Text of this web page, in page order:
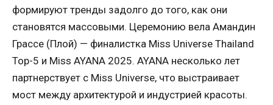
формируют тренды задолго до того, как они
становятся массовыми. Церемонию вела Амандин
Грассе (Плой) — финалистка Miss Universe Thailand
Top-5 и Miss AYANA 2025. AYANA несколько лет
партнерствует с Miss Universe, что выстраивает
мост между архитектурой и индустрией красоты.